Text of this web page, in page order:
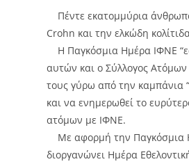
Πέντε εκατομμύρια
Crohn και την ελκώδη
Η Παγκόσμια Ημέρα ΙΦΝΕ
αυτών και ο Σύλλογος
τους γύρω από την καμπάνια
και να ενημερωθεί το
ατόμων με ΙΦΝΕ.
Με αφορμή την Παγκόσμια
διοργανώνει Ημέρα